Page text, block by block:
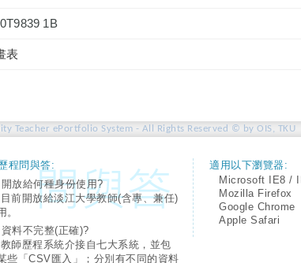
1B
表
Teacher ePortfolio System - All Rights Reserved © by OIS, TKU
程問與答:
放給何種身份使用?
前開放給淡江大學教師(含專、兼任)
。
料不完整(正確)?
師歷程系統介接自七大系統，並包
些「CSV匯入」；分別有不同的資料
適用以下瀏覽器:
Microsoft IE8 /
Mozilla Firefox
Google Chrome
Apple Safari